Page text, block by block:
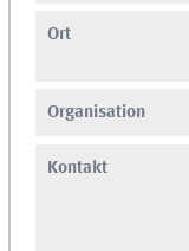
Ort
Organisation
Kontakt